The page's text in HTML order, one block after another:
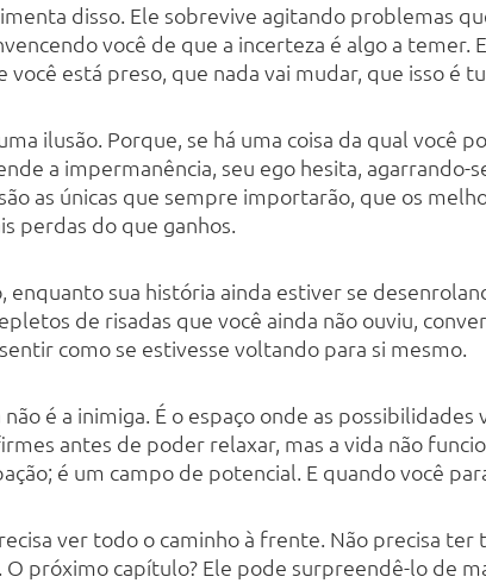
disso. Ele sobrevive agitando problemas
você de que a incerteza é algo a
você está preso, que nada vai mudar, que isso é
ilusão. Porque, se há uma coisa da qual você
a impermanência, seu ego hesita, agarrando-
as únicas que sempre importarão, que os
perdas do que ganhos.
enquanto sua história ainda estiver se
de risadas que você ainda não ouviu,
como se estivesse voltando para si mesmo.
é a inimiga. É o espaço onde as
antes de poder relaxar, mas a vida não
é um campo de potencial. E quando você
ver todo o caminho à frente. Não precisa ter
O próximo capítulo? Ele pode surpreendê-lo de